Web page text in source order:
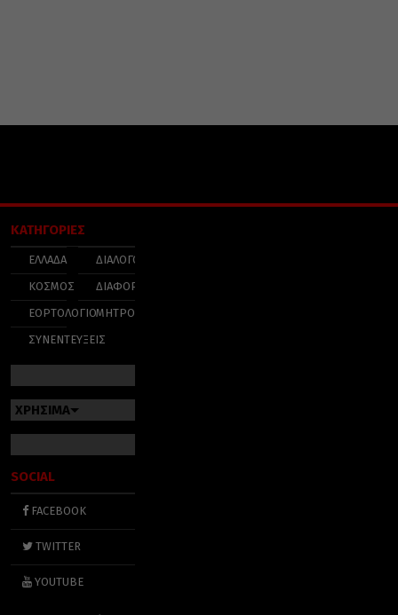
ΚΑΤΗΓΟΡΙΕΣ
ΕΛΛΑΔΑ
ΚΟΣΜΟΣ
ΕΟΡΤΟΛΟΓΙΟ
ΣΥΝΕΝΤΕΥΞΕΙΣ
ΔΙΑΛΟΓΟΣ
ΔΙΑΦΟΡΑ
ΜΗΤΡΟΠΟΛΕΙΣ
ΧΡΗΣΙΜΑ
SOCIAL
FACEBOOK
TWITTER
YOUTUBE